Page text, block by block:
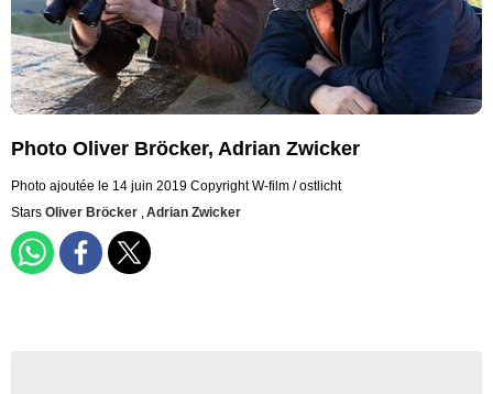
Photo Oliver Bröcker, Adrian Zwicker
Photo ajoutée le 14 juin 2019 Copyright W-film / ostlicht
Stars Oliver Bröcker ,Adrian Zwicker